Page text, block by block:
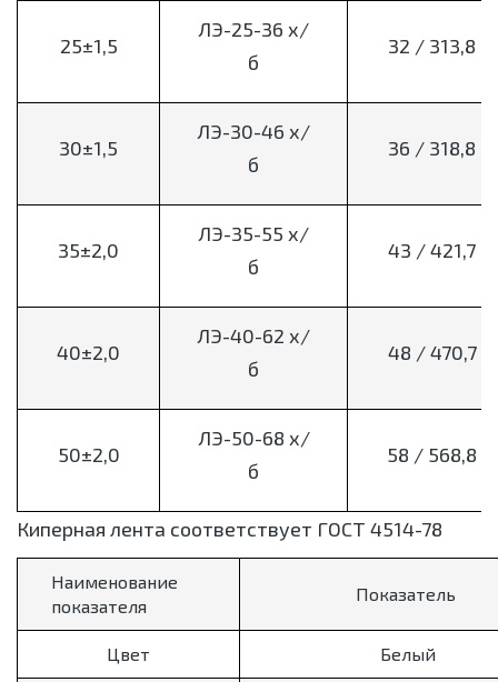
25±1,5
ЛЭ-25-36 х/
б
32 / 313,8
30±1,5
ЛЭ-30-46 х/
б
36 / 318,8
35±2,0
ЛЭ-35-55 х/
б
43 / 421,7
40±2,0
ЛЭ-40-62 х/
б
48 / 470,7
50±2,0
ЛЭ-50-68 х/
б
58 / 568,8
Киперная лента соответствует ГОСТ 4514-78
Наименование
показателя
Показатель
Цвет Белый